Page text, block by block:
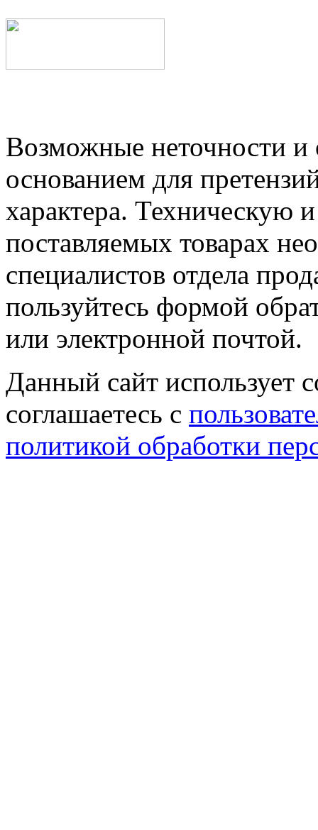
Возможные неточности и
основанием для
характера.
поставляемых товарах
специалистов отдела
пользуйтесь формой
или электронной почтой.
Данный сайт использует
соглашаетесь с
политикой обработки